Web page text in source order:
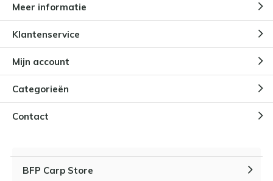
Meer informatie
Klantenservice
Mijn account
Categorieën
Contact
BFP Carp Store